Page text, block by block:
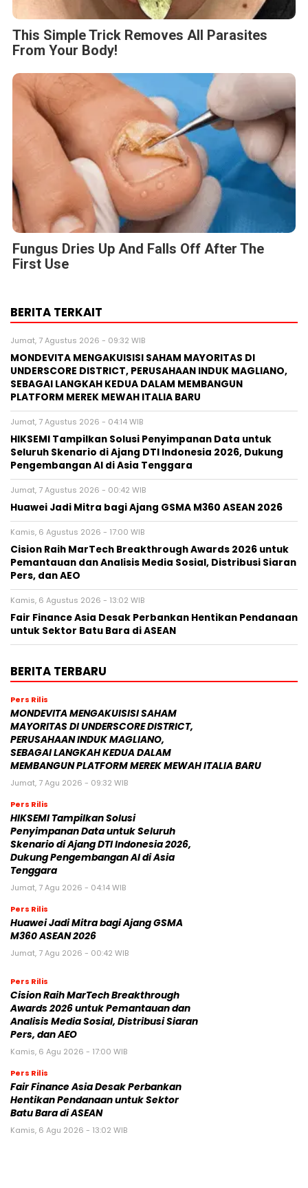
This Simple Trick Removes All Parasites
From Your Body!
Fungus Dries Up And Falls Off After The
First Use
BERITA TERKAIT
Jumat, 7 Agustus 2026 - 09:32 WIB
MONDEVITA MENGAKUISISI SAHAM MAYORITAS DI
UNDERSCORE DISTRICT, PERUSAHAAN INDUK MAGLIANO,
SEBAGAI LANGKAH KEDUA DALAM MEMBANGUN
PLATFORM MEREK MEWAH ITALIA BARU
Jumat, 7 Agustus 2026 - 04:14 WIB
HIKSEMI Tampilkan Solusi Penyimpanan Data untuk
Seluruh Skenario di Ajang DTI Indonesia 2026, Dukung
Pengembangan AI di Asia Tenggara
Jumat, 7 Agustus 2026 - 00:42 WIB
Huawei Jadi Mitra bagi Ajang GSMA M360 ASEAN 2026
Kamis, 6 Agustus 2026 - 17:00 WIB
Cision Raih MarTech Breakthrough Awards 2026 untuk
Pemantauan dan Analisis Media Sosial, Distribusi Siaran
Pers, dan AEO
Kamis, 6 Agustus 2026 - 13:02 WIB
Fair Finance Asia Desak Perbankan Hentikan Pendanaan
untuk Sektor Batu Bara di ASEAN
BERITA TERBARU
Pers Rilis
MONDEVITA MENGAKUISISI SAHAM
MAYORITAS DI UNDERSCORE DISTRICT,
PERUSAHAAN INDUK MAGLIANO,
SEBAGAI LANGKAH KEDUA DALAM
MEMBANGUN PLATFORM MEREK MEWAH ITALIA BARU
Jumat, 7 Agu 2026 - 09:32 WIB
Pers Rilis
HIKSEMI Tampilkan Solusi
Penyimpanan Data untuk Seluruh
Skenario di Ajang DTI Indonesia 2026,
Dukung Pengembangan AI di Asia
Tenggara
Jumat, 7 Agu 2026 - 04:14 WIB
Pers Rilis
Huawei Jadi Mitra bagi Ajang GSMA
M360 ASEAN 2026
Jumat, 7 Agu 2026 - 00:42 WIB
Pers Rilis
Cision Raih MarTech Breakthrough
Awards 2026 untuk Pemantauan dan
Analisis Media Sosial, Distribusi Siaran
Pers, dan AEO
Kamis, 6 Agu 2026 - 17:00 WIB
Pers Rilis
Fair Finance Asia Desak Perbankan
Hentikan Pendanaan untuk Sektor
Batu Bara di ASEAN
Kamis, 6 Agu 2026 - 13:02 WIB